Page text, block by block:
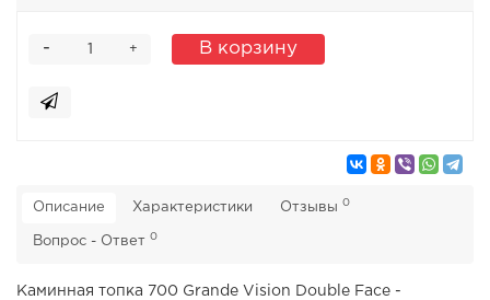
+
- В корзину
Описание Характеристики Отзывы 0
Вопрос - Ответ 0
Каминная топка 700 Grande Vision Double Face -